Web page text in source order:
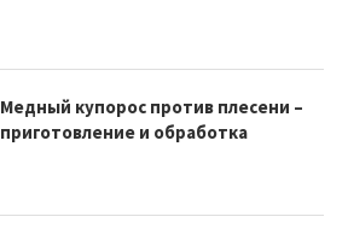
Медный купорос против плесени –
приготовление и обработка